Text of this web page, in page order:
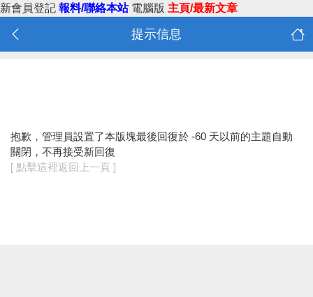
新會員登記 報料/聯絡本站 電腦版 主頁/最新文章
提示信息
抱歉，管理員設置了本版塊最後回復於 -60 天以前的主題自動
關閉，不再接受新回復
[ 點擊這裡返回上一頁 ]